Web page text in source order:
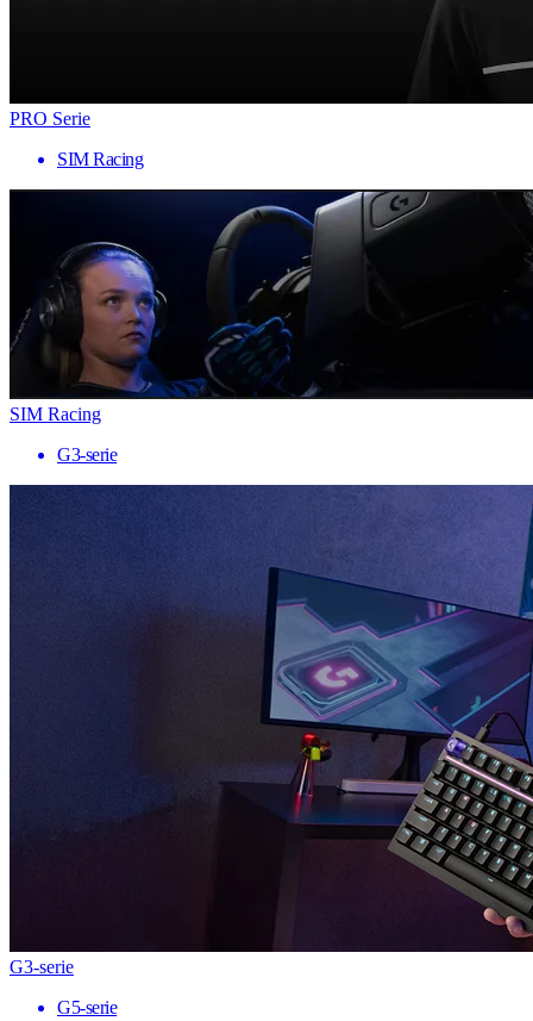
PRO Serie
SIM Racing
SIM Racing
G3-serie
G3-serie
G5-serie